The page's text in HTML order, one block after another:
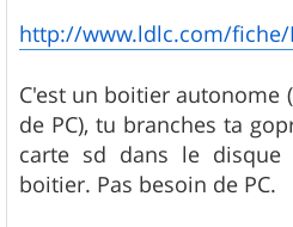
http://www.ldlc.com/fiche/
C'est un boitier autonome
de PC), tu branches ta
carte sd dans le
boitier. Pas besoin de PC.